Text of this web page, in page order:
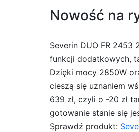
Nowość na
Severin DUO FR
funkcji dodatkowych,
Dzięki mocy 2850W
cieszą się uznaniem
639 zł, czyli o -20 zł
gotowanie stanie się
Sprawdź produkt: